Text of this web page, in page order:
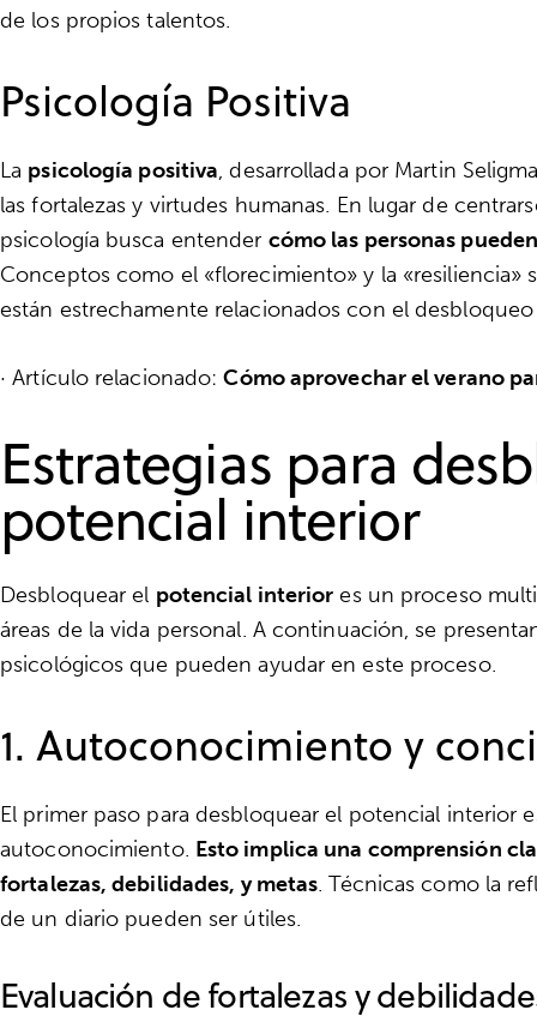
de los propios talentos.
Psicología Positiva
La psicología positiva, desarrollada por Martin
las fortalezas y virtudes humanas. En lugar de
psicología busca entender cómo las personas
Conceptos como el «florecimiento» y la «resiliencia»
están estrechamente relacionados con el
· Artículo relacionado:Cómo aprovechar el verano
Estrategias para
potencial interior
Desbloquear el potencial interior es un proceso
áreas de la vida personal. A continuación, se
psicológicos que pueden ayudar en este proceso.
1. Autoconocimiento y
El primer paso para desbloquear el potencial interior
autoconocimiento. Esto implica una comprensión
fortalezas, debilidades, y metas. Técnicas como la
de un diario pueden ser útiles.
Evaluación de fortalezas y